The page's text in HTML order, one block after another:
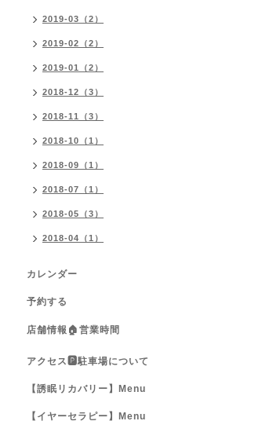
2019-03（2）
2019-02（2）
2019-01（2）
2018-12（3）
2018-11（3）
2018-10（1）
2018-09（1）
2018-07（1）
2018-05（3）
2018-04（1）
カレンダー
予約する
店舗情報🏠営業時間
アクセス🅿️駐車場について
【誘眠リカバリー】Menu
【イヤーセラピー】Menu